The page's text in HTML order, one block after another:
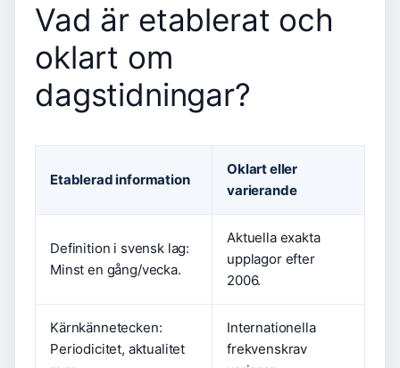
Vad är etablerat och
oklart om
dagstidningar?
Etablerad information
Oklart eller
varierande
Definition i svensk lag:
Minst en gång/vecka.
Aktuella exakta
upplagor efter
2006.
Kärnkännetecken:
Periodicitet, aktualitet
Internationella
frekvenskrav